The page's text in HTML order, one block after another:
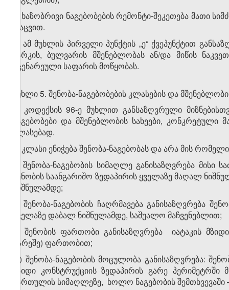
ვ) ხაზობრივი ნაგებობების რემონტი-შეკეთება მათი
დაცვით.
4. ამ მუხლის პირველი პუნქტის „ე“ ქვეპუნქტით
პარკის, ბულვარის მშენებლობას ან/და მიწის
მცენარეული საფარის მოწყობას.
მუხლი 5. შენობა-ნაგებობების კლასების და
1. კოდექსის 96-ე მუხლით განსაზღვრული
ნაგებობები და მშენებლობის სახეები,
კლასებად.
2. კლასი ენიჭება შენობა-ნაგებობას და არა მის
ა) შენობა-ნაგებობის სიმაღლე განისაზღვრება
შენობის საანგარიშო ზედაპირის ყველაზე მაღალ
ნიშნულამდე;
ბ) შენობა-ნაგებობის ჩაღრმავება განისაზღვრება
ყველაზე დაბალ ნიშნულამდე, საშუალო მაჩვენებლით;
გ) შენობის ფართობი განისაზღვრება იატაკის
გარეშე) ფართობით;
დ) შენობა-ნაგებობის მოცულობა განისაზღვრება:
მზიდი კონსტრუქციის ზედაპირის გარე
სართულის სიმაღლეზე, ხოლო ნაგებობის